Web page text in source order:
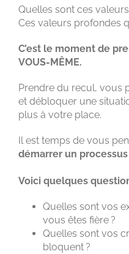
Quelles sont ces
Ces valeurs profondes
C’est le moment de
VOUS-MÊME.
Prendre du recul, vous
et débloquer une
plus à votre place.
Il est temps de vous
démarrer un
Voici quelques
Quelles sont vos
vous êtes fière ?
Quelles sont vos
bloquent ?